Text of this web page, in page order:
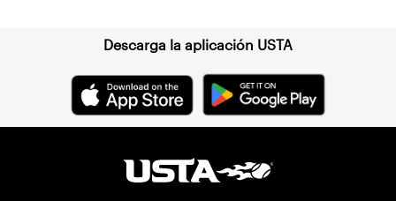
Descarga la aplicación USTA